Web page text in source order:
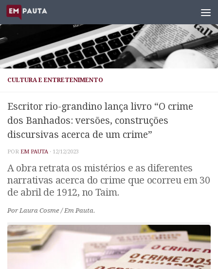
Skip to content
CULTURA E ENTRETENIMENTO
Escritor rio-grandino lança livro “O crime
dos Banhados: versões, construções
discursivas acerca de um crime”
POR EM PAUTA · 12/12/2023
A obra retrata os mistérios e as diferentes
narrativas acerca do crime que ocorreu em 30
de abril de 1912, no Taim.
Por Laura Cosme / Em Pauta.